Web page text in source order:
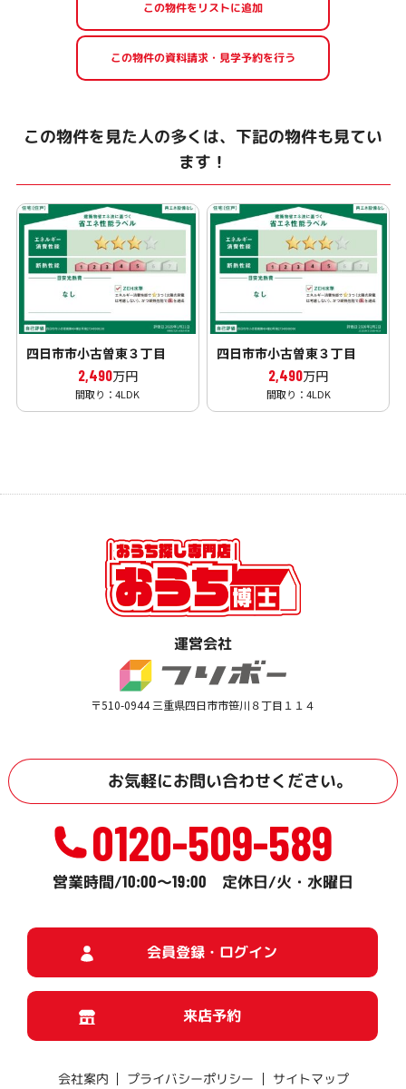
この物件を見た人の多くは、下記の物件も見てい
ます！
四日市市小古曽東３丁目
2,490万円
間取り：4LDK
四日市市小古曽東３丁目
2,490万円
間取り：4LDK
運営会社
〒510-0944 三重県四日市市笹川８丁目１１４
お気軽にお問い合わせください。
0120-509-589
営業時間/10:00～19:00 定休日/火・水曜日
会員登録・ログイン
来店予約
会社案内 プライバシーポリシー サイトマップ